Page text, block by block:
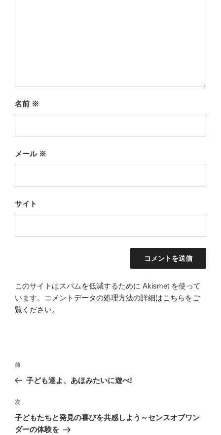
名前 ※
メール ※
サイト
このサイトはスパムを低減するために Akismet を使って
います。
コメントデータの処理方法の詳細はこちらをご
覧ください。
投
ビ
ゲ
ー
前
の
稿
前
子ども達よ、あほみたいに遊べ!
次
の
投
次
子どもたちと発見の喜びを共感しよう～センスオブワン
ダーの体験を